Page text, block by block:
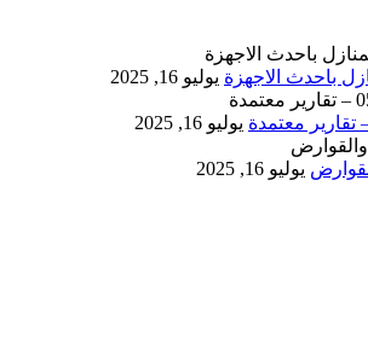
يوليو 16, 2025
يوليو 16, 2025
يوليو 16, 2025